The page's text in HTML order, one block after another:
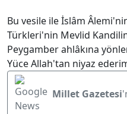
Bu vesile ile İslâm
Türkleri'nin Mevlid
Peygamber ahlâkına
Yüce Allah'tan niyaz
Millet Gazetesi